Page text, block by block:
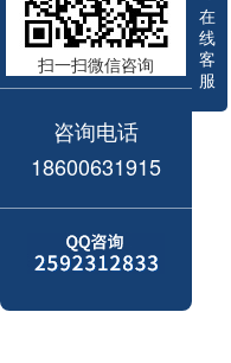
在
线
客
服
扫一扫微信咨询
咨询电话
18600631915